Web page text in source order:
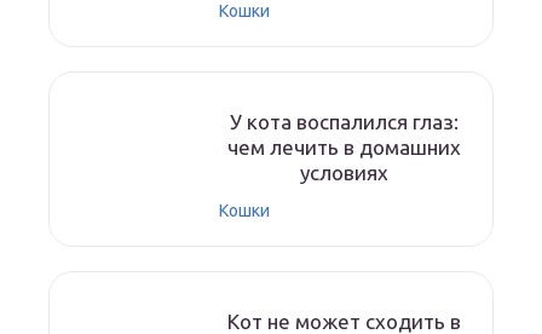
Кошки
У кота воспалился глаз:
чем лечить в домашних
условиях
Кошки
Кот не может сходить в